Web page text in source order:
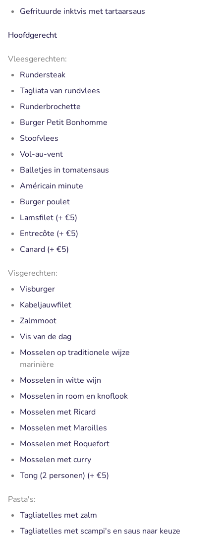
Gefrituurde inktvis met tartaarsaus
Hoofdgerecht
Vleesgerechten:
Rundersteak
Tagliata van rundvlees
Runderbrochette
Burger Petit Bonhomme
Stoofvlees
Vol-au-vent
Balletjes in tomatensaus
Américain minute
Burger poulet
Lamsfilet (+ €5)
Entrecôte (+ €5)
Canard (+ €5)
Visgerechten:
Visburger
Kabeljauwfilet
Zalmmoot
Vis van de dag
Mosselen op traditionele wijze
marinière
Mosselen in witte wijn
Mosselen in room en knoflook
Mosselen met Ricard
Mosselen met Maroilles
Mosselen met Roquefort
Mosselen met curry
Tong (2 personen) (+ €5)
Pasta's:
Tagliatelles met zalm
Tagliatelles met scampi's en saus naar keuze